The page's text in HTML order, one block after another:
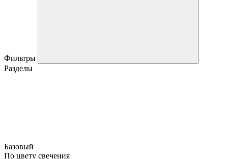
Фильтры
Разделы
Базовый
По цвету свечения